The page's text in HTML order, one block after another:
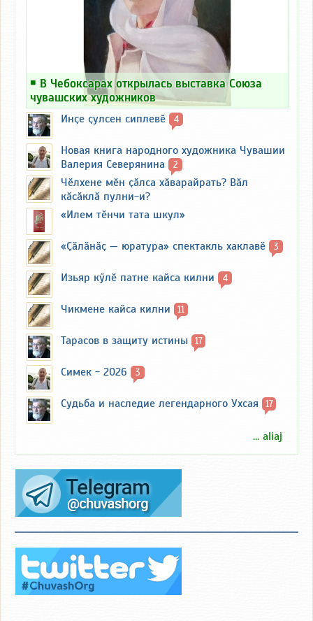
￭ В Чебоксарах открылась выставка Союза
чувашских художников
Инҫе ҫулсен сиплевӗ 4
Новая книга народного художника Чувашии
Валерия Северянина
2
Чӗлхене мӗн ҫӑлса хӑварайрать? Вӑл
кӑсӑклӑ пулни-и?
«Илем тӗнчи тата шкул»
«Ҫӑлӑнӑҫ — юратура» спектакль хаклавӗ 3
Изьяр кӳлӗ патне кайса килни 4
Чикмене кайса килни 11
Тарасов в защиту истины 17
Симек - 2026 3
Судьба и наследие легендарного Ухсая 17
... aliaj